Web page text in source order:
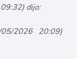
dijo:
05/2026 20:09)